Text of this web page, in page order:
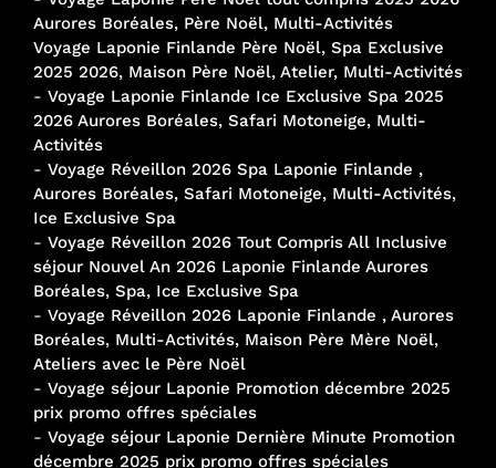
Aurores Boréales, Père Noël, Multi-Activités
Voyage Laponie Finlande Père Noël, Spa Exclusive
2025 2026, Maison Père Noël, Atelier, Multi-Activités
- Voyage Laponie Finlande Ice Exclusive Spa 2025
2026 Aurores Boréales, Safari Motoneige, Multi-
Activités
- Voyage Réveillon 2026 Spa Laponie Finlande ,
Aurores Boréales, Safari Motoneige, Multi-Activités,
Ice Exclusive Spa
- Voyage Réveillon 2026 Tout Compris All Inclusive
séjour Nouvel An 2026 Laponie Finlande Aurores
Boréales, Spa, Ice Exclusive Spa
- Voyage Réveillon 2026 Laponie Finlande , Aurores
Boréales, Multi-Activités, Maison Père Mère Noël,
Ateliers avec le Père Noël
- Voyage séjour Laponie Promotion décembre 2025
prix promo offres spéciales
- Voyage séjour Laponie Dernière Minute Promotion
décembre 2025 prix promo offres spéciales